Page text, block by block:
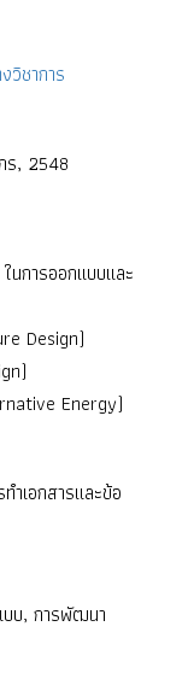
วิชาการ
ร, 2548
นการออกแบบและ
Design)
Energy)
ำเอกสารและข้อ
บบ, การพัฒนา